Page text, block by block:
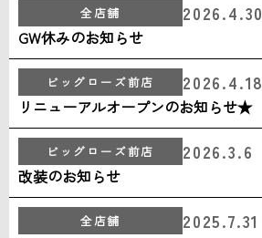
全店舗 2026.4.30
GW休みのお知らせ
ビッグローズ前店 2026.4.18
リニューアルオープンのお知らせ★
ビッグローズ前店 2026.3.6
改装のお知らせ
全店舗 2025.7.31